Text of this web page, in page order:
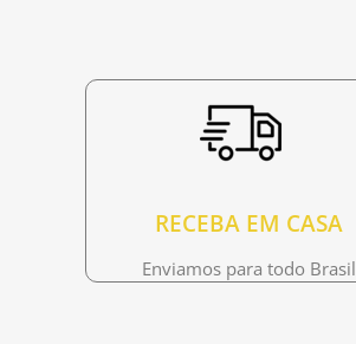
RECEBA EM CASA
Enviamos para todo Brasil